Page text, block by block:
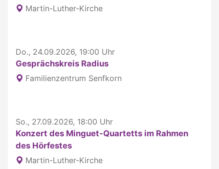
Martin-Luther-Kirche
Do., 24.09.2026, 19:00 Uhr
Gesprächskreis Radius
Familienzentrum Senfkorn
So., 27.09.2026, 18:00 Uhr
Konzert des Minguet-Quartetts im Rahmen
des Hörfestes
Martin-Luther-Kirche